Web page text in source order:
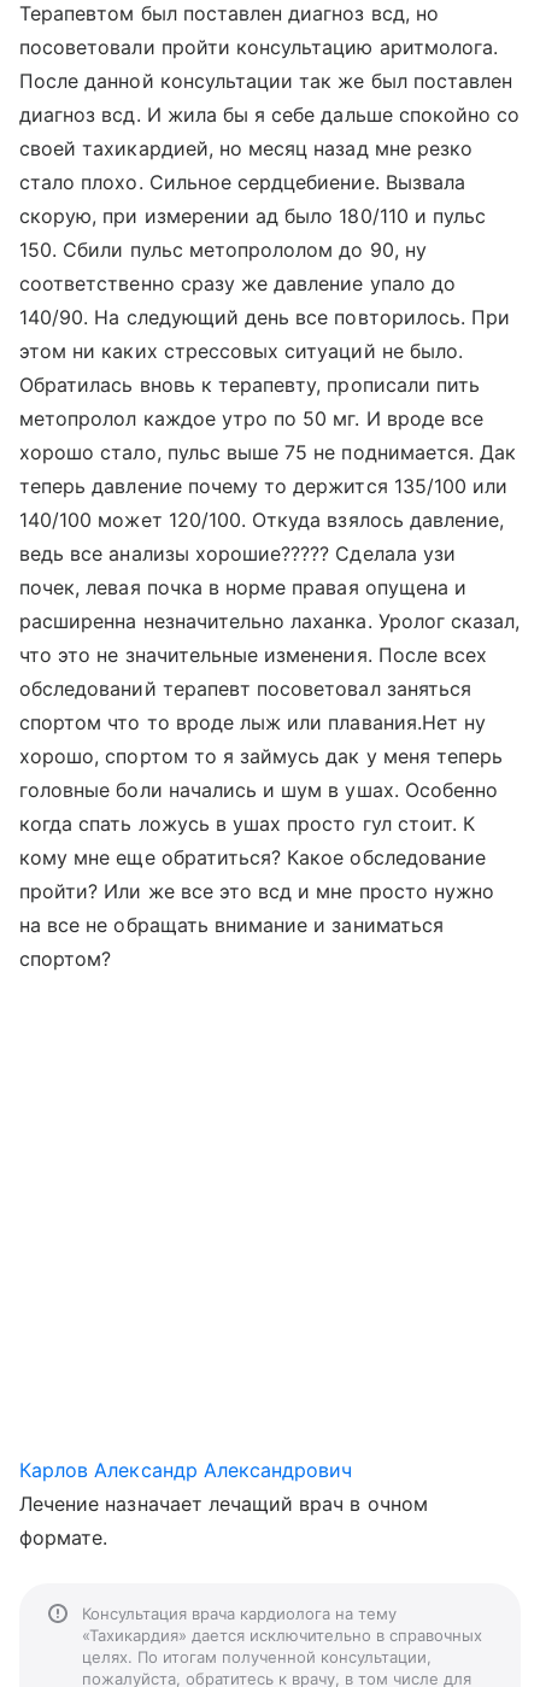
Терапевтом был поставлен диагноз всд, но
посоветовали пройти консультацию аритмолога.
После данной консультации так же был поставлен
диагноз всд. И жила бы я себе дальше спокойно со
своей тахикардией, но месяц назад мне резко
стало плохо. Сильное сердцебиение. Вызвала
скорую, при измерении ад было 180/110 и пульс
150. Сбили пульс метопрололом до 90, ну
соответственно сразу же давление упало до
140/90. На следующий день все повторилось. При
этом ни каких стрессовых ситуаций не было.
Обратилась вновь к терапевту, прописали пить
метопролол каждое утро по 50 мг. И вроде все
хорошо стало, пульс выше 75 не поднимается. Дак
теперь давление почему то держится 135/100 или
140/100 может 120/100. Откуда взялось давление,
ведь все анализы хорошие????? Сделала узи
почек, левая почка в норме правая опущена и
расширенна незначительно лаханка. Уролог сказал,
что это не значительные изменения. После всех
обследований терапевт посоветовал заняться
спортом что то вроде лыж или плавания.Нет ну
хорошо, спортом то я займусь дак у меня теперь
головные боли начались и шум в ушах. Особенно
когда спать ложусь в ушах просто гул стоит. К
кому мне еще обратиться? Какое обследование
пройти? Или же все это всд и мне просто нужно
на все не обращать внимание и заниматься
спортом?
Карлов Александр Александрович
Лечение назначает лечащий врач в очном
формате.
Консультация врача кардиолога на тему
«Тахикардия» дается исключительно в справочных
целях. По итогам полученной консультации,
пожалуйста, обратитесь к врачу, в том числе для